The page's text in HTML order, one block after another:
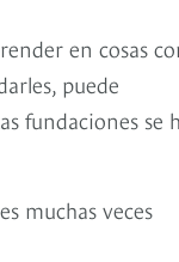
en cosas
puede
fundaciones se
muchas veces